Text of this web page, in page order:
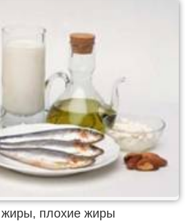
плохие жиры